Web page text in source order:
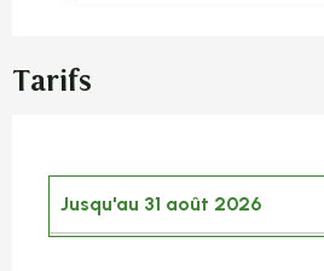
Tarifs
Jusqu'au 31 août 2026